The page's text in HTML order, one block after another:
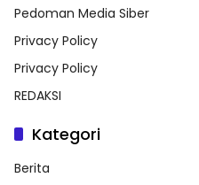
Pedoman Media Siber
Privacy Policy
Privacy Policy
REDAKSI
Kategori
Berita